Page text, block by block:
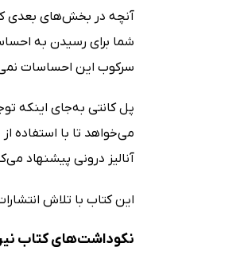
آنچه در بخش‌های بعدی
شما برای رسیدن به
سرکوب این احساسات
پل کانتی به‌جای اینکه
می‌خواهد تا با استفاده
آنالیز درونی پیشنهاد
این کتاب با تلاش
نکوداشت‌های کتاب